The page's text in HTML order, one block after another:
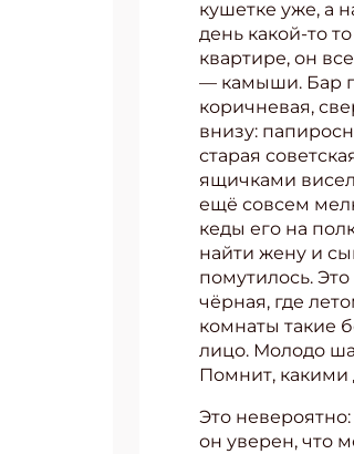
кушетке уже, а
день какой-то
квартире, он
— камыши. Бар
коричневая,
внизу:
старая
ящичками
ещё совсем
кеды его на
найти жену и
помутилось.
чёрная, где
комнаты такие
лицо. Молодо
Помнит, какими
Это
он уверен, что